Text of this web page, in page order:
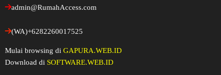
admin@RumahAccess.com
(WA)+6282260017525
Mulai browsing di GAPURA.WEB.ID
Download di SOFTWARE.WEB.ID